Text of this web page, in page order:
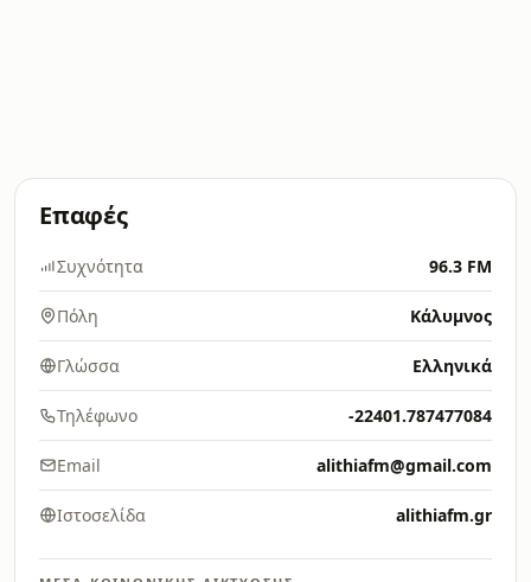
Επαφές
Συχνότητα 96.3 FM
Πόλη Κάλυμνος
Γλώσσα Ελληνικά
Τηλέφωνο -22401.787477084
Email alithiafm@gmail.com
Ιστοσελίδα alithiafm.gr